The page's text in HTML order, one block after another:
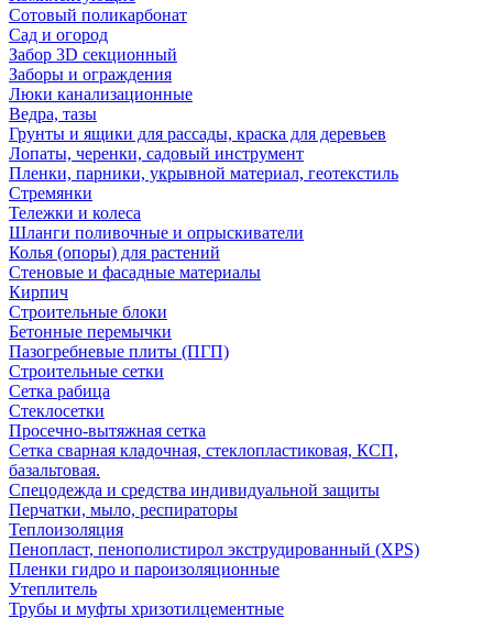
Сотовый поликарбонат
Сад и огород
Забор 3D секционный
Заборы и ограждения
Люки канализационные
Ведра, тазы
Грунты и ящики для рассады, краска для деревьев
Лопаты, черенки, садовый инструмент
Пленки, парники, укрывной материал, геотекстиль
Стремянки
Тележки и колеса
Шланги поливочные и опрыскиватели
Колья (опоры) для растений
Стеновые и фасадные материалы
Кирпич
Строительные блоки
Бетонные перемычки
Пазогребневые плиты (ПГП)
Строительные сетки
Сетка рабица
Стеклосетки
Просечно-вытяжная сетка
Сетка сварная кладочная, стеклопластиковая, КСП,
базальтовая.
Спецодежда и средства индивидуальной защиты
Перчатки, мыло, респираторы
Теплоизоляция
Пенопласт, пенополистирол экструдированный (XPS)
Пленки гидро и пароизоляционные
Утеплитель
Трубы и муфты хризотилцементные